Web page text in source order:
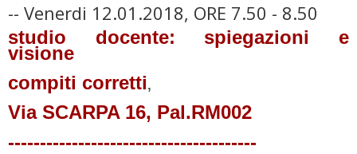
-- Venerdi 12.01.2018, ORE 7.50 - 8.50
studio docente: spiegazioni e
visione
compiti corretti,
Via SCARPA 16, Pal.RM002
---------------------------------------